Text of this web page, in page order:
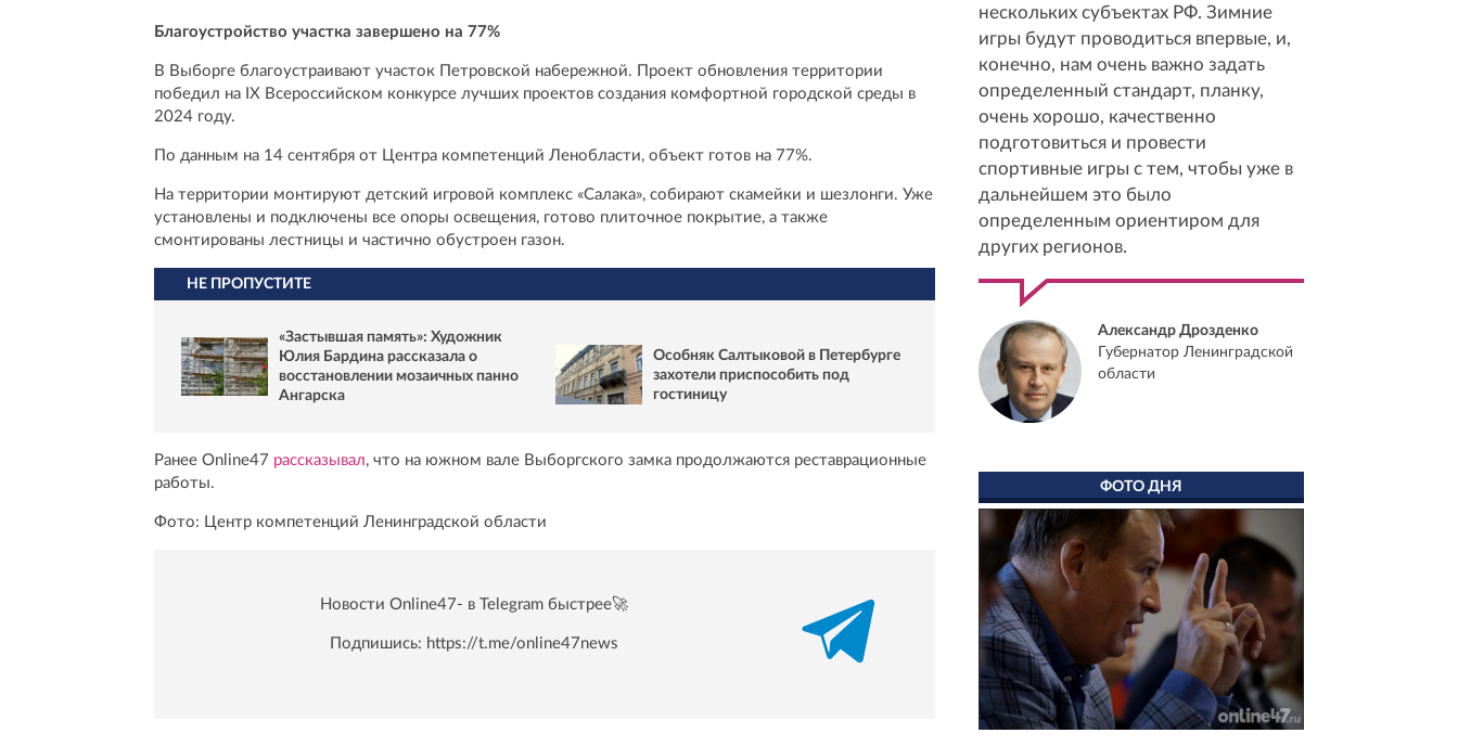
Благоустройство участка завершено на 77%
В Выборге благоустраивают участок Петровской набережной. Проект обновления территории
победил на IX Всероссийском конкурсе лучших проектов создания комфортной городской среды в
2024 году.
По данным на 14 сентября от Центра компетенций Ленобласти, объект готов на 77%.
На территории монтируют детский игровой комплекс «Салака», собирают скамейки и шезлонги. Уже
установлены и подключены все опоры освещения, готово плиточное покрытие, а также
смонтированы лестницы и частично обустроен газон.
НЕ ПРОПУСТИТЕ
«Застывшая память»: Художник
Юлия Бардина рассказала о
восстановлении мозаичных панно
Ангарска
Особняк Салтыковой в Петербурге
захотели приспособить под
гостиницу
Ранее Online47 рассказывал, что на южном вале Выборгского замка продолжаются реставрационные
работы.
Фото: Центр компетенций Ленинградской области
Новости Online47- в Telegram быстрее🚀
Подпишись: https://t.me/online47news
нескольких субъектах РФ. Зимние
игры будут проводиться впервые, и,
конечно, нам очень важно задать
определенный стандарт, планку,
очень хорошо, качественно
подготовиться и провести
спортивные игры с тем, чтобы уже в
дальнейшем это было
определенным ориентиром для
других регионов.
Александр Дрозденко
Губернатор Ленинградской
области
ФОТО ДНЯ